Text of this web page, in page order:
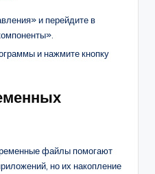
и перейдите в
и нажмите кнопку
файлы помогают
но их накопление